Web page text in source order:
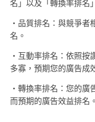
名」以及「轉換率排名
・品質排名：與競爭者
名。
・互動率排名：依照按
多寡，預期您的廣告成
・轉換率排名：您的廣
而預期的廣告效益排名。